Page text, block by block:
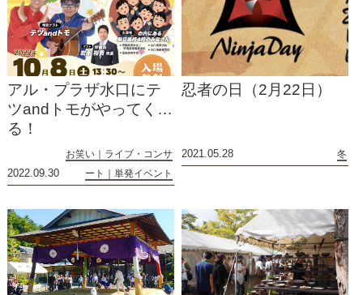
アル・プラザ水口にテ
ツandトモがやってく
る！
2022.09.30
お笑い
ライブ・コンサ
ート
単発イベント
忍者の日（2月22日）
2021.05.28 冬